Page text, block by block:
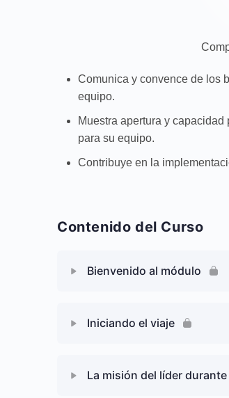
Comunica y convence de los
equipo.
Muestra apertura y
para su equipo.
Contribuye en la
Contenido del Curso
Bienvenido al módulo
Iniciando el viaje
La misión del líder